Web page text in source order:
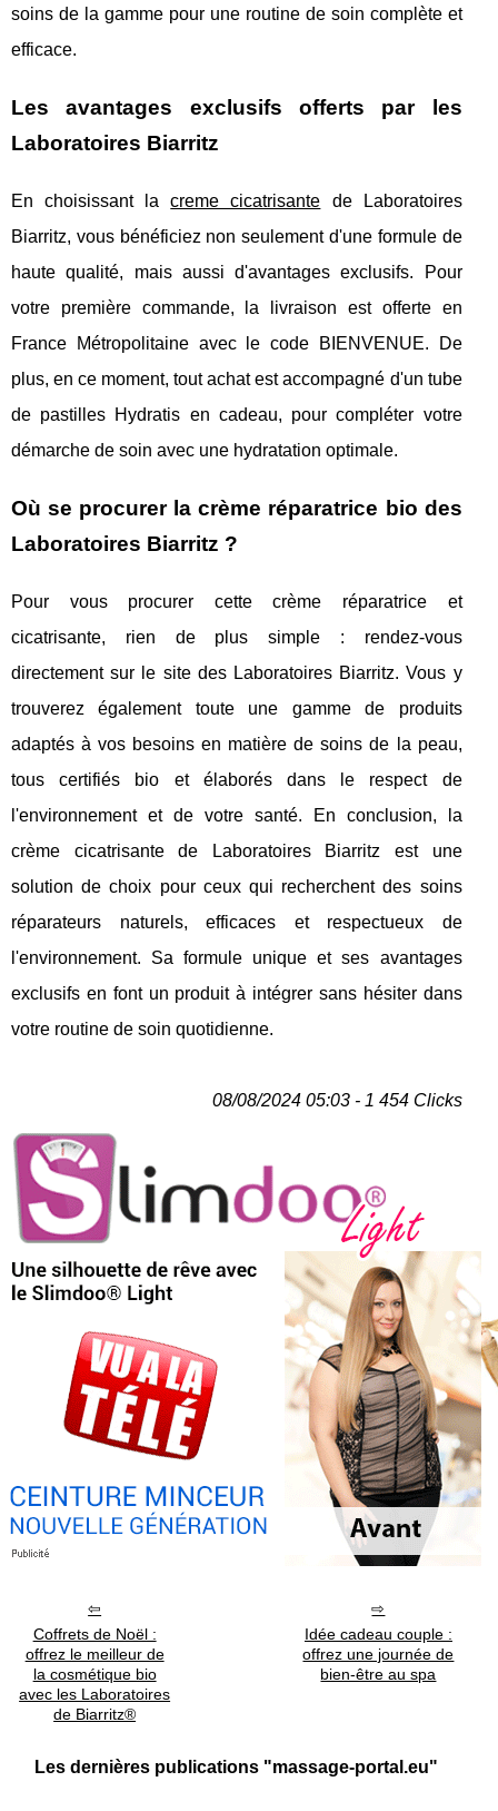
soins de la gamme pour une routine de soin complète et
efficace.
Les avantages exclusifs offerts par les
Laboratoires Biarritz
En choisissant lacreme cicatrisante de Laboratoires
Biarritz, vous bénéficiez non seulement d'une formule de
haute qualité, mais aussi d'avantages exclusifs. Pour
votre première commande, la livraison est offerte en
France Métropolitaine avec le code BIENVENUE. De
plus, en ce moment, tout achat est accompagné d'un tube
de pastilles Hydratis en cadeau, pour compléter votre
démarche de soin avec une hydratation optimale.
Où se procurer la crème réparatrice bio des
Laboratoires Biarritz ?
Pour vous procurer cette crème réparatrice et
cicatrisante, rien de plus simple : rendez-vous
directement sur le site des Laboratoires Biarritz. Vous y
trouverez également toute une gamme de produits
adaptés à vos besoins en matière de soins de la peau,
tous certifiés bio et élaborés dans le respect de
l'environnement et de votre santé. En conclusion, la
crème cicatrisante de Laboratoires Biarritz est une
solution de choix pour ceux qui recherchent des soins
réparateurs naturels, efficaces et respectueux de
l'environnement. Sa formule unique et ses avantages
exclusifs en font un produit à intégrer sans hésiter dans
votre routine de soin quotidienne.
08/08/2024 05:03 - 1 454 Clicks
Coffrets de Noël :
offrez le meilleur de
la cosmétique bio
avec les Laboratoires
de Biarritz®
Idée cadeau couple :
offrez une journée de
bien-être au spa
Les dernières publications "massage-portal.eu"